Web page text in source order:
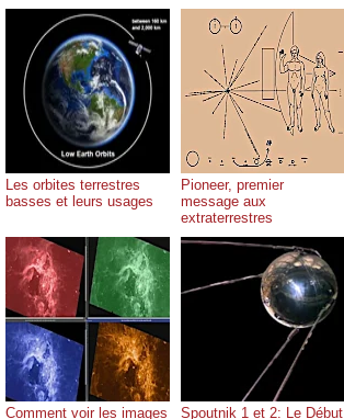
Les orbites terrestres
basses et leurs usages
Pioneer, premier
message aux
extraterrestres
Comment voir les images Spoutnik 1 et 2: Le Début